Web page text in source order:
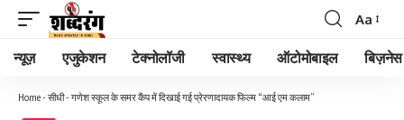
Aa
न्यूज़ एजुकेशन टेक्नोलॉजी स्वास्थ्य ऑटोमोबाइल बिज़नेस
Home- सीधी- गणेश स्कूल के समर कैंप में दिखाई गई प्रेरणादायक फिल्म “आई एम कलाम”